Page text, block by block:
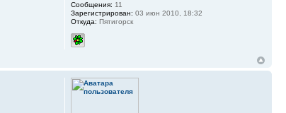
Сообщения: 11
Зарегистрирован: 03 июн 2010, 18:32
Откуда: Пятигорск